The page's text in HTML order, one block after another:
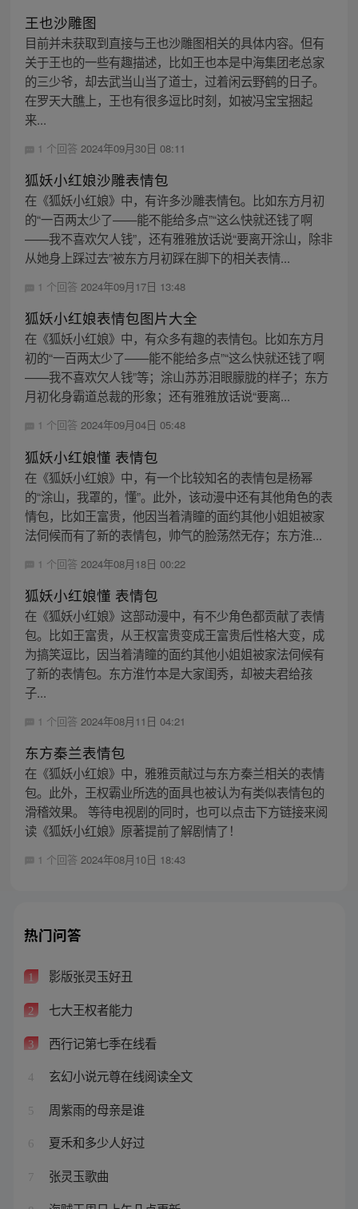
王也沙雕图
目前并未获取到直接与王也沙雕图相关的具体内容。但有
关于王也的一些有趣描述，比如王也本是中海集团老总家
的三少爷，却去武当山当了道士，过着闲云野鹤的日子。
在罗天大醮上，王也有很多逗比时刻，如被冯宝宝捆起
来...
1 个回答 2024年09月30日 08:11
狐妖小红娘沙雕表情包
在《狐妖小红娘》中，有许多沙雕表情包。比如东方月初
的“一百两太少了——能不能给多点”“这么快就还钱了啊
——我不喜欢欠人钱”，还有雅雅放话说“要离开涂山，除非
从她身上踩过去”被东方月初踩在脚下的相关表情...
1 个回答 2024年09月17日 13:48
狐妖小红娘表情包图片大全
在《狐妖小红娘》中，有众多有趣的表情包。比如东方月
初的“一百两太少了——能不能给多点”“这么快就还钱了啊
——我不喜欢欠人钱”等；涂山苏苏泪眼朦胧的样子；东方
月初化身霸道总裁的形象；还有雅雅放话说“要离...
1 个回答 2024年09月04日 05:48
狐妖小红娘懂 表情包
在《狐妖小红娘》中，有一个比较知名的表情包是杨幂
的“涂山，我罩的，懂”。此外，该动漫中还有其他角色的表
情包，比如王富贵，他因当着清瞳的面约其他小姐姐被家
法伺候而有了新的表情包，帅气的脸荡然无存；东方淮...
1 个回答 2024年08月18日 00:22
狐妖小红娘懂 表情包
在《狐妖小红娘》这部动漫中，有不少角色都贡献了表情
包。比如王富贵，从王权富贵变成王富贵后性格大变，成
为搞笑逗比，因当着清瞳的面约其他小姐姐被家法伺候有
了新的表情包。东方淮竹本是大家闺秀，却被夫君给孩
子...
1 个回答 2024年08月11日 04:21
东方秦兰表情包
在《狐妖小红娘》中，雅雅贡献过与东方秦兰相关的表情
包。此外，王权霸业所选的面具也被认为有类似表情包的
滑稽效果。 等待电视剧的同时，也可以点击下方链接来阅
读《狐妖小红娘》原著提前了解剧情了！
1 个回答 2024年08月10日 18:43
热门问答
1 影版张灵玉好丑
2 七大王权者能力
3 西行记第七季在线看
4 玄幻小说元尊在线阅读全文
5 周紫雨的母亲是谁
6 夏禾和多少人好过
7 张灵玉歌曲